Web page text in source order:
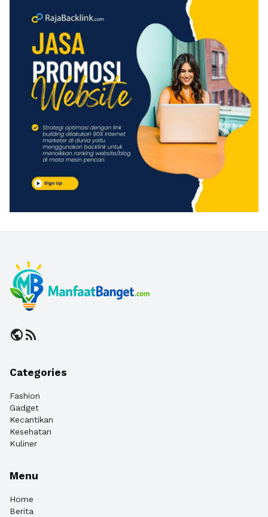
publicrss_feed
Categories
Fashion
Gadget
Kecantikan
Kesehatan
Kuliner
Menu
Home
Berita